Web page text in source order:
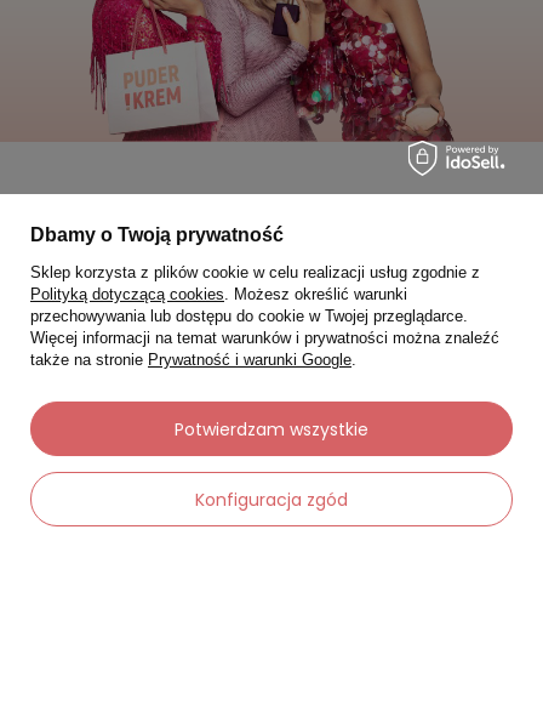
Moje zamówienia
Status zamówienia
Śledzenie przesyłki
Chcę zareklamować produkt
Chcę zwrócić produkt
Chcę wymienić towar
Kontakt
Dbamy o Twoją prywatność
Sklep korzysta z plików cookie w celu realizacji usług zgodnie z
Polityką dotyczącą cookies. Możesz określić warunki
przechowywania lub dostępu do cookie w Twojej przeglądarce.
Więcej informacji na temat warunków i prywatności można znaleźć
także na stronie Prywatność i warunki Google.
Konfiguracja zgód
Potwierdzam wszystkie